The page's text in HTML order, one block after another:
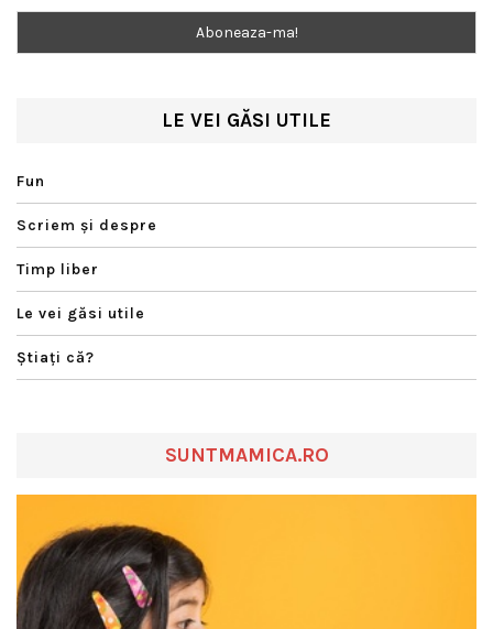
LE VEI GĂSI UTILE
Fun
Scriem şi despre
Timp liber
Le vei găsi utile
Ştiaţi că?
SUNTMAMICA.RO